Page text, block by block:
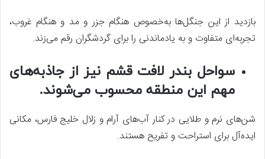
بازدید از این جنگل‌ها به‌خصوص هنگام جزر و مد و هنگام غروب،
تجربه‌ای متفاوت و به یادماندنی را برای گردشگران رقم می‌زند.
سواحل بندر لافت قشم نیز از جاذبه‌های
مهم این منطقه محسوب می‌شوند.
شن‌های نرم و طلایی در کنار آب‌های آرام و زلال خلیج فارس، مکانی
ایده‌آل برای استراحت و تفریح هستند.